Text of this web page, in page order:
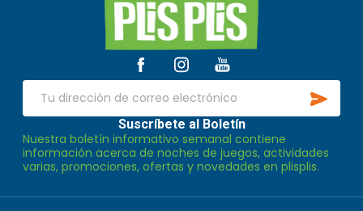
página
Dirección
correo
electrónico
Suscríbete al Boletín
Nuestra boletín informativo semanal contiene
información acerca de noches de juegos, actividades
varias, promociones, ofertas y novedades en plisplis.